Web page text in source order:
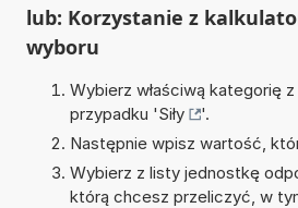
lub: Korzystanie z
wyboru
Wybierz właściwą kategorię
przypadku 'Siły
'.
Następnie wpisz wartość,
Wybierz z listy jednostkę
którą chcesz przeliczyć, w